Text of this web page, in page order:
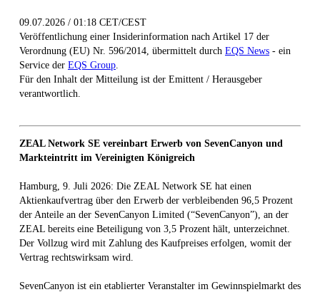
09.07.2026 / 01:18 CET/CEST
Veröffentlichung einer Insiderinformation nach Artikel 17 der
Verordnung (EU) Nr. 596/2014, übermittelt durch EQS News - ein
Service der EQS Group
Für den Inhalt der Mitteilung ist der Emittent / Herausgeber
verantwortlich.
ZEAL Network SE vereinbart Erwerb von SevenCanyon und
Markteintritt im Vereinigten Königreich
Hamburg, 9. Juli 2026: Die ZEAL Network SE hat einen
Aktienkaufvertrag über den Erwerb der verbleibenden 96,5 Prozent
der Anteile an der SevenCanyon Limited (“SevenCanyon”), an der
ZEAL bereits eine Beteiligung von 3,5 Prozent hält, unterzeichnet.
Der Vollzug wird mit Zahlung des Kaufpreises erfolgen, womit der
Vertrag rechtswirksam wird.
SevenCanyon ist ein etablierter Veranstalter im Gewinnspielmarkt des